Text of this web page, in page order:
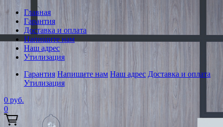
Главная
Гарантия
Доставка и оплата
Напишите нам
Наш адрес
Утилизация
Гарантия Напишите нам Наш адрес Доставка и оплата
Утилизация
0 руб.
0